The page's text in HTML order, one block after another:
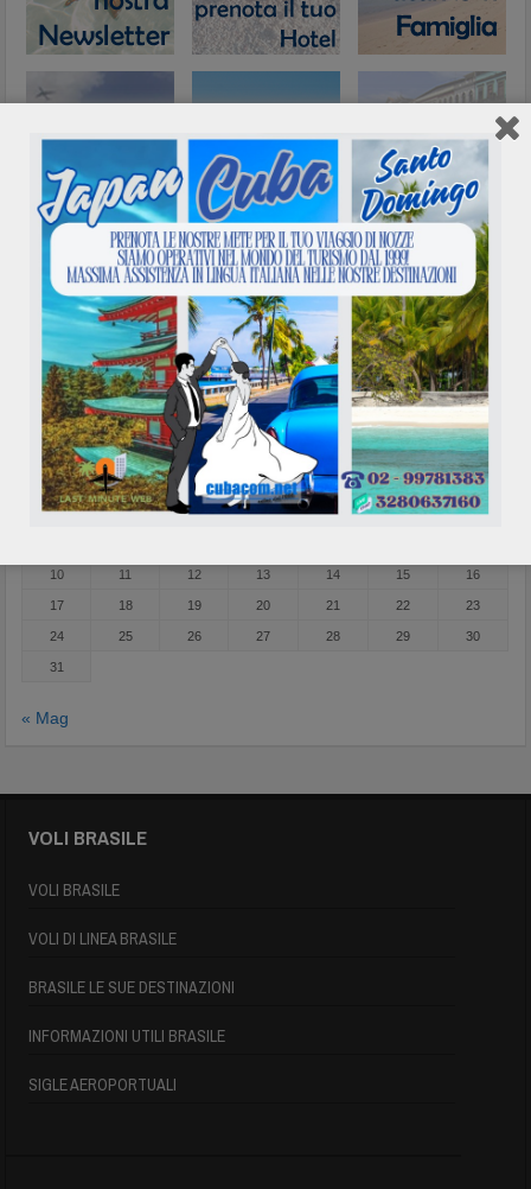
Calendario eventi
Agosto 2026
L M M G V S D
1 2
10 11 12 13 14 15 16
17 18 19 20 21 22 23
24 25 26 27 28 29 30
31
« Mag
VOLI BRASILE
VOLI BRASILE
VOLI DI LINEA BRASILE
BRASILE LE SUE DESTINAZIONI
INFORMAZIONI UTILI BRASILE
SIGLE AEROPORTUALI